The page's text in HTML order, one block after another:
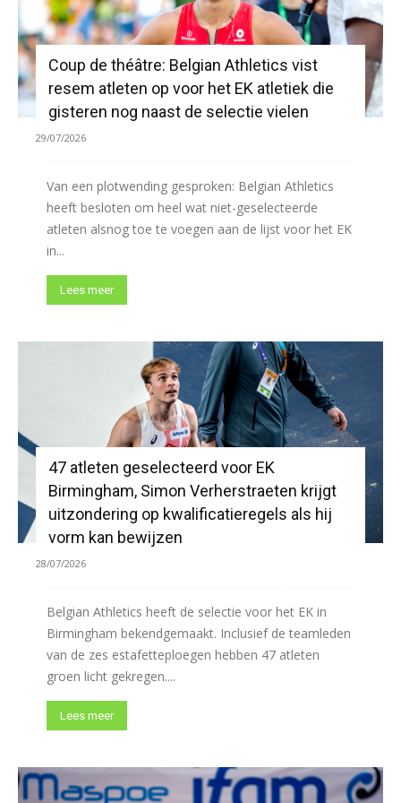
Coup de théâtre: Belgian Athletics vist
resem atleten op voor het EK atletiek die
gisteren nog naast de selectie vielen
29/07/2026
Van een plotwending gesproken: Belgian Athletics
heeft besloten om heel wat niet-geselecteerde
atleten alsnog toe te voegen aan de lijst voor het EK
in...
Lees meer
47 atleten geselecteerd voor EK
Birmingham, Simon Verherstraeten krijgt
uitzondering op kwalificatieregels als hij
vorm kan bewijzen
28/07/2026
Belgian Athletics heeft de selectie voor het EK in
Birmingham bekendgemaakt. Inclusief de teamleden
van de zes estafetteploegen hebben 47 atleten
groen licht gekregen....
Lees meer